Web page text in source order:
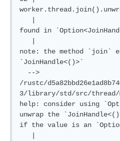
found in
note: the method `join`
`JoinHandle<()>`
/rustc/
3/library/std/src/thread/
help: consider using
unwrap the
if the value is an